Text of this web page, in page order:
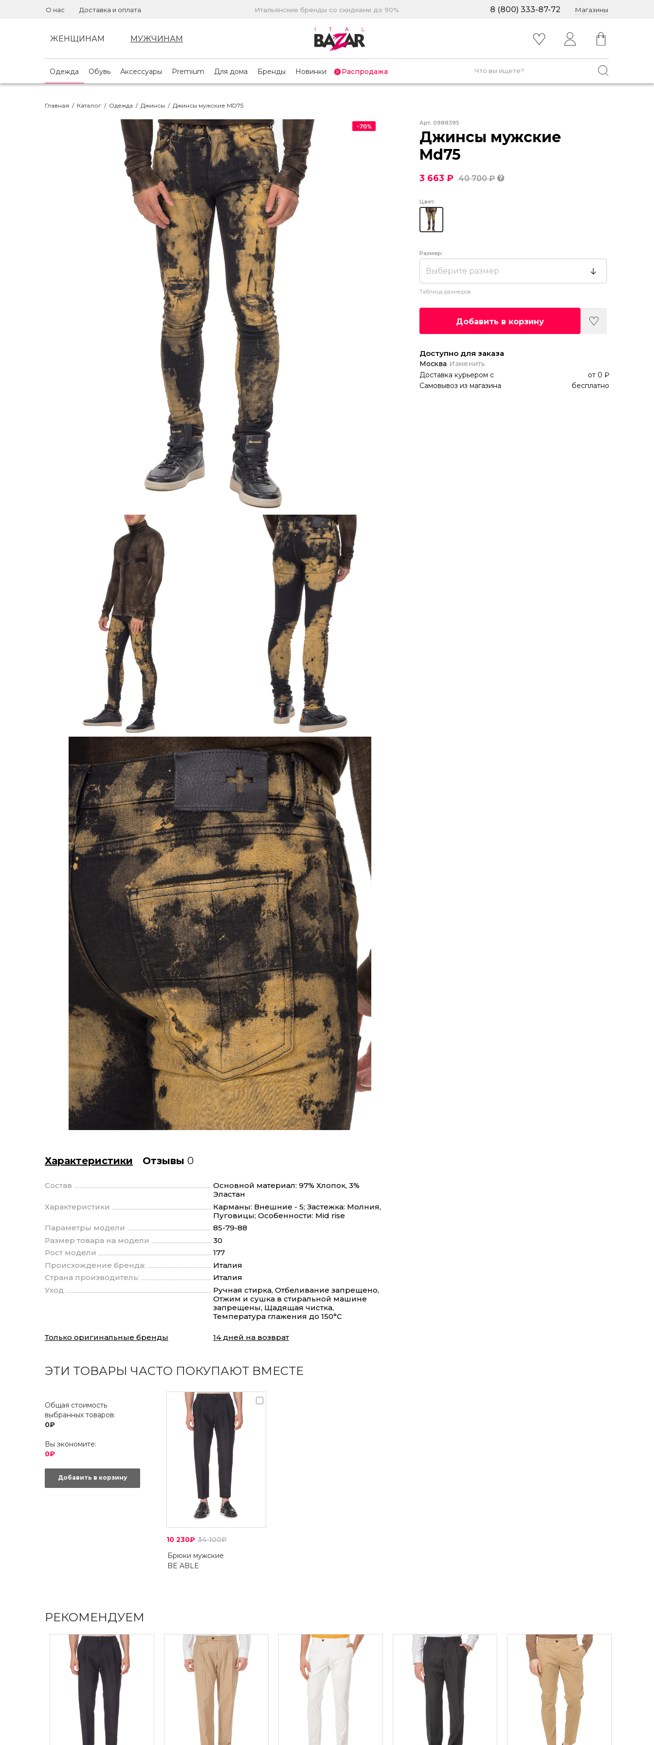
О нас Доставка и оплата Итальянские бренды со скидками до 90% 8 (800) 333-87-72 Магазины
ЖЕНЩИНАМ МУЖЧИНАМ
Одежда Обувь Аксессуары Premium Для дома Бренды Новинки Распродажа
Главная / Каталог / Одежда / Джинсы / Джинсы мужские MD75
-70% Арт. 0988395
Джинсы мужские
Md75
3 663 ₽ 40 700 ₽
Цвет:
Размер:
Выберите размер
Таблица размеров
Добавить в корзину
Доступно для заказа
Москва Изменить
Доставка курьером с от 0 ₽
Самовывоз из магазина
бесплатно
Характеристики Отзывы 0
Состав
Основной материал: 97% Хлопок, 3%
Эластан
Характеристики
Карманы: Внешние - 5; Застежка: Молния,
Пуговицы; Особенности: Mid rise
Параметры модели
85-79-88
Размер товара на модели
30
Рост модели
177
Происхождение бренда:
Италия
Страна производитель:
Италия
Уход
Ручная стирка, Отбеливание запрещено,
Отжим и сушка в стиральной машине
запрещены, Щадящая чистка,
Температура глажения до 150°С
Только оригинальные бренды 14 дней на возврат
ЭТИ ТОВАРЫ ЧАСТО ПОКУПАЮТ ВМЕСТЕ
Общая стоимость
выбранных товаров:
0₽
Вы экономите:
0₽
Добавить в корзину
10 230₽ 34 100₽
Брюки мужские
BE ABLE
РЕКОМЕНДУЕМ